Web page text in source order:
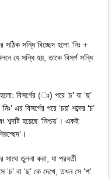
সঠিক সন্ধি বিচ্ছেদ হলো ‘নিঃ +
যে সন্ধি হয়, তাকে বিসর্গ সন্ধি
বিসর্গের (ঃ) পরে ‘চ’ বা ‘ছ’
এর বিসর্গের পরে ‘চয়’ শব্দের ‘চ’
শব্দটি হয়েছে ‘নিশ্চয়’। একই
সাথে তুলনা করা, যা পরবর্তী
‘চ’ বা ‘ছ’ কে দেখে, তখন সে ‘শ’